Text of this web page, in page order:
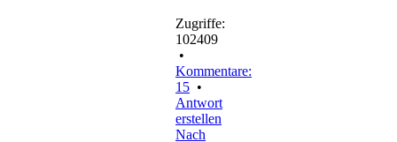
Zugriffe:
102409
•
Kommentare:
15 •
Antwort
erstellen
Nach